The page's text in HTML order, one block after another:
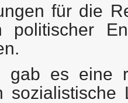
für die
gab es eine